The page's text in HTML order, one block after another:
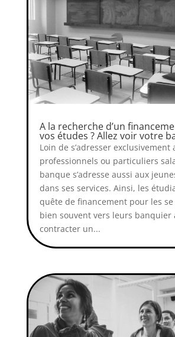
A la recherche d’un
vos études ? Allez voir votre
Loin de s’adresser exclusivement
professionnels ou particuliers
banque s’adresse aussi aux
dans ses services. Ainsi, les
quête de financement pour les
bien souvent vers leurs banquier
contracter un...